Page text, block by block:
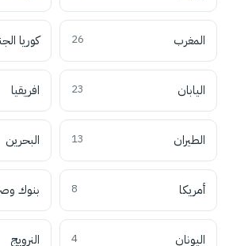
المغرب 26 كوريا
اليابان 23 افريقيا
الطيران 13 البحرين
أمريكا 8 بنوك
اليونان 4 النرويج